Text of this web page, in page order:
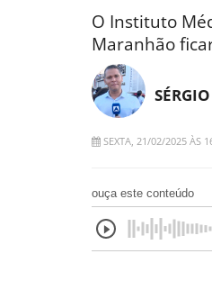
O Instituto
Maranhão
SEXTA, 21/02/2025 ÀS
ouça este conteúdo